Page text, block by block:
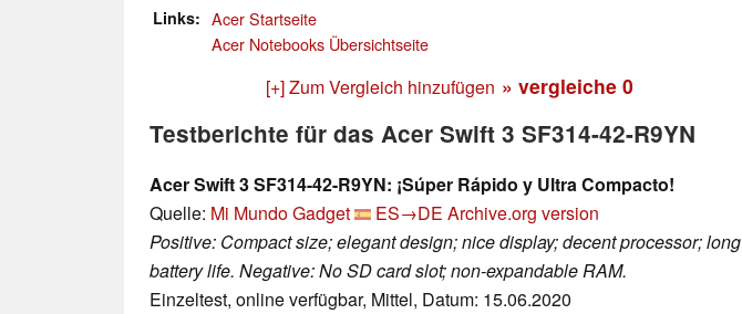
Links
Acer Startseite
Acer Notebooks Übersichtseite
[+] Zum Vergleich hinzufügen » vergleiche 0
Testberichte für das Acer Swift 3 SF314-42-R9YN
Acer Swift 3 SF314-42-R9YN: ¡Súper Rápido y Ultra Compacto!
Quelle: Mi Mundo Gadget ES→DE Archive.org version
Positive: Compact size; elegant design; nice display; decent processor; long
battery life. Negative: No SD card slot; non-expandable RAM.
Einzeltest, online verfügbar, Mittel, Datum: 15.06.2020